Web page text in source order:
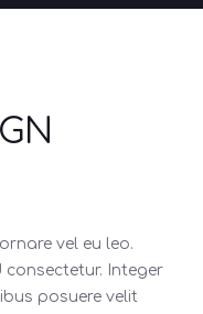
vel eu leo.
Integer
posuere velit